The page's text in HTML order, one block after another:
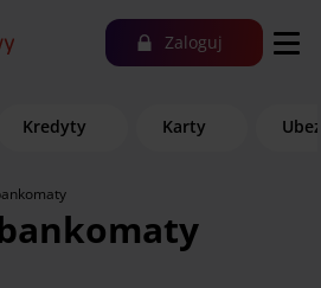
Zaloguj
Kredyty Karty